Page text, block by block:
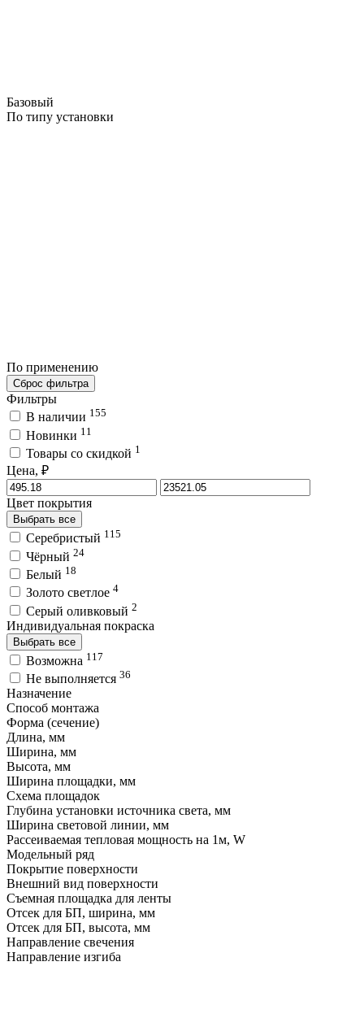
Базовый
По типу установки
По применению
Сброс фильтра
Фильтры
В наличии 155
Новинки 11
Товары со скидкой 1
Цена, ₽
Цвет покрытия
Выбрать все
Серебристый 115
Чёрный 24
Белый 18
Золото светлое 4
Серый оливковый 2
Индивидуальная покраска
Выбрать все
Возможна 117
Не выполняется 36
Назначение
Способ монтажа
Форма (сечение)
Длина, мм
Ширина, мм
Высота, мм
Ширина площадки, мм
Схема площадок
Глубина установки источника света, мм
Ширина световой линии, мм
Рассеиваемая тепловая мощность на 1м, W
Модельный ряд
Покрытие поверхности
Внешний вид поверхности
Съемная площадка для ленты
Отсек для БП, ширина, мм
Отсек для БП, высота, мм
Направление свечения
Направление изгиба